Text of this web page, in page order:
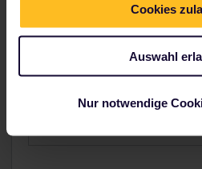
Cookies
Auswahl
Nur notwendige
Sicher alleine